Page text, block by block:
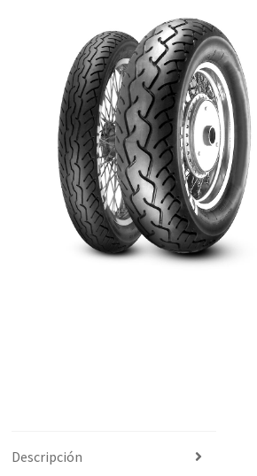
Descripción